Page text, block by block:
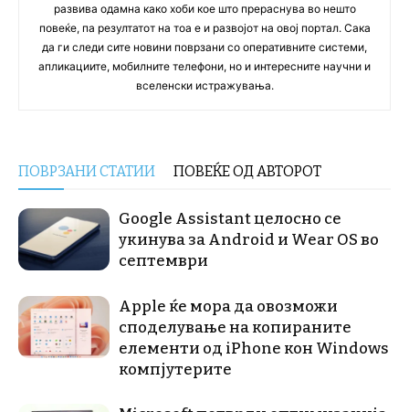
развива одамна како хоби кое што прераснува во нешто
повеќе, па резултатот на тоа е и развојот на овој портал. Сака
да ги следи сите новини поврзани со оперативните системи,
апликациите, мобилните телефони, но и интересните научни и
вселенски истражувања.
ПОВРЗАНИ СТАТИИ ПОВЕЌЕ ОД АВТОРОТ
Google Assistant целосно се
укинува за Android и Wear OS во
септември
Apple ќе мора да овозможи
споделување на копираните
елементи од iPhone кон Windows
компјутерите